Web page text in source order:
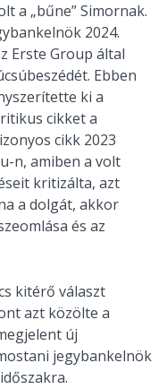
a „bűne” Simornak.
2024.
Erste Group által
Ebben
ki a
cikket a
cikk 2023
n, amiben a volt
kritizálta, azt
a dolgát, akkor
és az
kitérő választ
azt közölte a
új
jegybankelnök